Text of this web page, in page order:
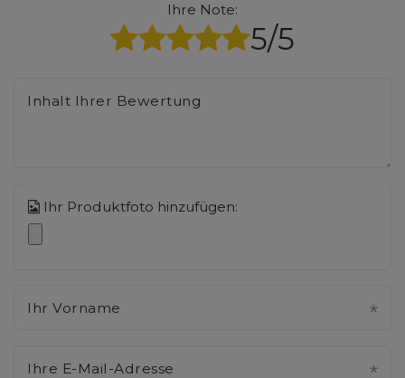
Ihre Note:
5/5
Inhalt Ihrer Bewertung
Ihr Produktfoto hinzufügen:
Ihr Vorname
Ihre E-Mail-Adresse